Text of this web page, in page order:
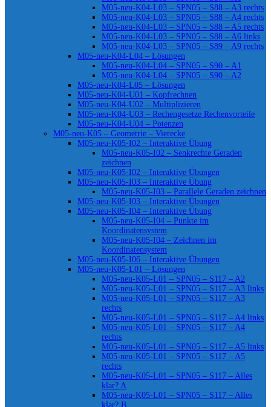
M05-neu-K04-L03 – SPN05 – S88 – A3 rechts
M05-neu-K04-L03 – SPN05 – S88 – A4 rechts
M05-neu-K04-L03 – SPN05 – S88 – A5 rechts
M05-neu-K04-L03 – SPN05 – S88 – A6 links
M05-neu-K04-L03 – SPN05 – S89 – A9 rechts
M05-neu-K04-L04 – Lösungen
M05-neu-K04-L04 – SPN05 – S90 – A1
M05-neu-K04-L04 – SPN05 – S90 – A2
M05-neu-K04-L05 – Lösungen
M05-neu-K04-U01 – Kopfrechnen
M05-neu-K04-U02 – Multiplizieren
M05-neu-K04-U03 – Rechengesetze Rechenvorteile
M05-neu-K04-U04 – Potenzen
M05-neu-K05 – Geometrie – Vierecke
M05-neu-K05-I02 – Interaktive Übung
M05-neu-K05-I02 – Senkrechte Geraden
zeichnen
M05-neu-K05-I02 – Interaktive Übungen
M05-neu-K05-I03 – Interaktive Übung
M05-neu-K05-I03 – Parallele Geraden zeichnen
M05-neu-K05-I03 – Interaktive Übungen
M05-neu-K05-I04 – Interaktive Übung
M05-neu-K05-I04 – Punkte im
Koordinatensystem
M05-neu-K05-I04 – Zeichnen im
Koordinatensystem
M05-neu-K05-I06 – Interaktive Übungen
M05-neu-K05-L01 – Lösungen
M05-neu-K05-L01 – SPN05 – S117 – A2
M05-neu-K05-L01 – SPN05 – S117 – A3 links
M05-neu-K05-L01 – SPN05 – S117 – A3
rechts
M05-neu-K05-L01 – SPN05 – S117 – A4 links
M05-neu-K05-L01 – SPN05 – S117 – A4
rechts
M05-neu-K05-L01 – SPN05 – S117 – A5 links
M05-neu-K05-L01 – SPN05 – S117 – A5
rechts
M05-neu-K05-L01 – SPN05 – S117 – Alles
klar? A
M05-neu-K05-L01 – SPN05 – S117 – Alles
klar? B